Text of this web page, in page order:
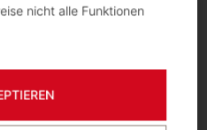
nicht alle Funktionen